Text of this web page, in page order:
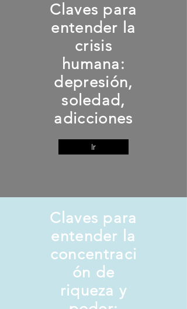
Claves para
entender la
crisis
humana:
depresión,
soledad,
adicciones
Ir
Claves para
entender la
concentraci
ón de
riqueza y